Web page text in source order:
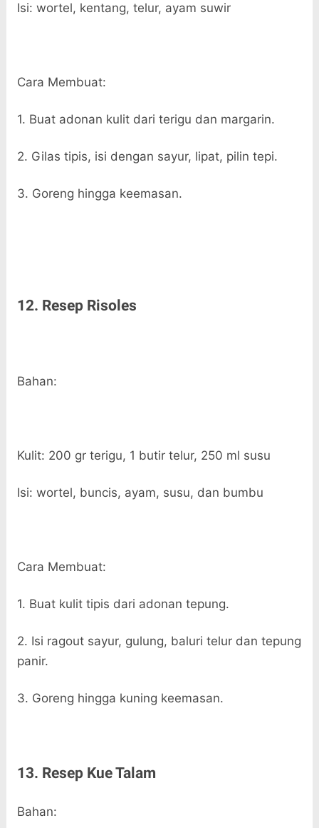
Isi: wortel, kentang, telur, ayam suwir
Cara Membuat:
1. Buat adonan kulit dari terigu dan margarin.
2. Gilas tipis, isi dengan sayur, lipat, pilin tepi.
3. Goreng hingga keemasan.
12. Resep Risoles
Bahan:
Kulit: 200 gr terigu, 1 butir telur, 250 ml susu
Isi: wortel, buncis, ayam, susu, dan bumbu
Cara Membuat:
1. Buat kulit tipis dari adonan tepung.
2. Isi ragout sayur, gulung, baluri telur dan tepung
panir.
3. Goreng hingga kuning keemasan.
13. Resep Kue Talam
Bahan: